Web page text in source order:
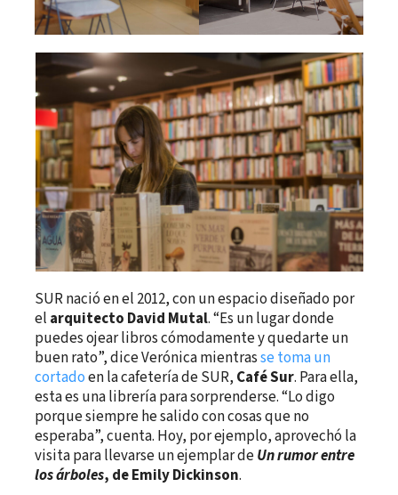
SUR nació en el 2012, con un espacio diseñado por
el arquitecto David Mutal. “Es un lugar donde
puedes ojear libros cómodamente y quedarte un
buen rato”, dice Verónica mientrasse toma un
cortadoen la cafetería de SUR, Café Sur. Para ella,
esta es una librería para sorprenderse. “Lo digo
porque siempre he salido con cosas que no
esperaba”, cuenta. Hoy, por ejemplo, aprovechó la
visita para llevarse un ejemplar deUn rumor entre
los árboles, de Emily Dickinson.